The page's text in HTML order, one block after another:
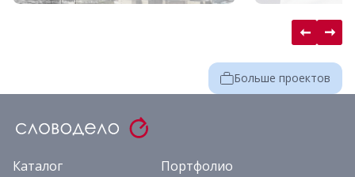
Больше проектов
Каталог
Портфолио